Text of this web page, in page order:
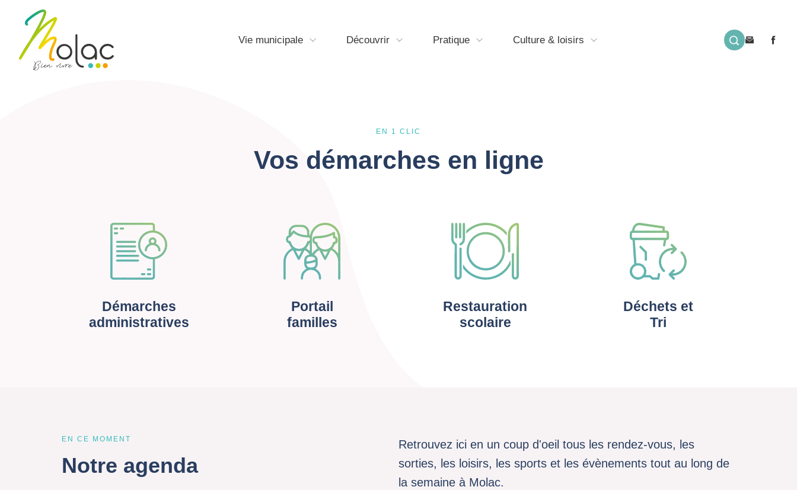
Vie municipale Découvrir Pratique Culture & loisirs
EN 1 CLIC
Vos démarches en ligne
Démarches
administratives
Portail
familles
Restauration
scolaire
Déchets et
Tri
EN CE MOMENT
Notre agenda
Retrouvez ici en un coup d'oeil tous les rendez-vous, les
sorties, les loisirs, les sports et les évènements tout au long de
la semaine à Molac.